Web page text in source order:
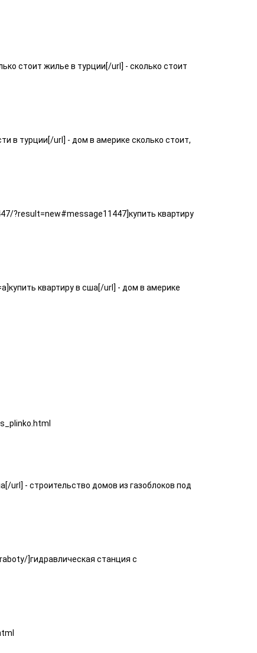
стоит жилье в турции[/url] - сколько стоит
в турции[/url] - дом в америке сколько стоит,
?result=new#message11447]купить квартиру
квартиру в сша[/url] - дом в америке
- строительство домов из газоблоков под
]гидравлическая станция с